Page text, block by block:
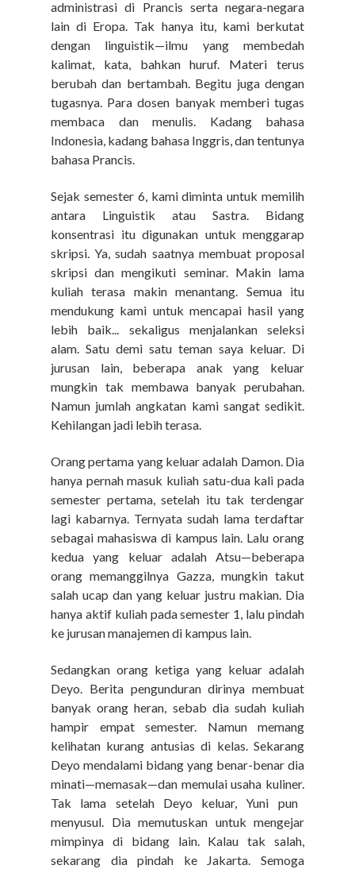
administrasi di Prancis serta negara-negara
lain di Eropa. Tak hanya itu, kami berkutat
dengan linguistik—ilmu yang membedah
kalimat, kata, bahkan huruf.
Materi terus
berubah dan bertambah. Begitu juga dengan
tugasnya. Para dosen banyak memberi tugas
membaca dan menulis. Kadang bahasa
Indonesia, kadang bahasa Inggris, dan tentunya
bahasa Prancis.
Sejak semester 6, kami diminta untuk memilih
antara Linguistik atau Sastra. Bidang
konsentrasi itu digunakan untuk menggarap
skripsi. Ya, sudah saatnya membuat proposal
skripsi dan mengikuti seminar. Makin lama
kuliah terasa makin menantang. Semua itu
mendukung kami untuk mencapai hasil yang
lebih baik... sekaligus menjalankan seleksi
alam. Satu demi satu teman saya keluar. Di
jurusan lain, beberapa anak yang keluar
mungkin tak membawa banyak perubahan.
Namun jumlah angkatan kami sangat sedikit.
Kehilangan jadi lebih terasa.
Orang pertama yang keluar adalah Damon. Dia
hanya pernah masuk kuliah satu-dua kali pada
semester pertama, setelah itu tak terdengar
lagi kabarnya. Ternyata sudah lama terdaftar
sebagai mahasiswa di kampus lain. Lalu orang
kedua yang keluar adalah Atsu—beberapa
orang memanggilnya Gazza, mungkin takut
salah ucap dan yang keluar justru makian. Dia
hanya aktif kuliah pada semester 1, lalu pindah
ke jurusan manajemen di kampus lain.
Sedangkan orang ketiga yang keluar adalah
Deyo. Berita pengunduran dirinya membuat
banyak orang heran, sebab dia sudah kuliah
hampir empat semester. Namun
memang
kelihatan kurang antusias di kelas. Sekarang
Deyo mendalami bidang yang benar-benar dia
minati—memasak—dan memulai usaha kuliner.
Tak lama setelah Deyo keluar, Yuni pun
menyusul. Dia memutuskan untuk mengejar
mimpinya di bidang lain. Kalau tak salah,
sekarang dia pindah ke Jakarta. Semoga